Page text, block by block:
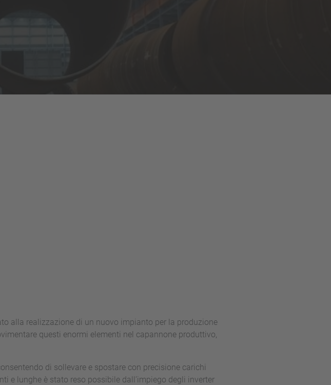
alla realizzazione di un nuovo impianto per la produzione
questi enormi elementi nel capannone produttivo,
di sollevare e spostare con precisione carichi
e lunghe è stato reso possibile dall’impiego degli inverter